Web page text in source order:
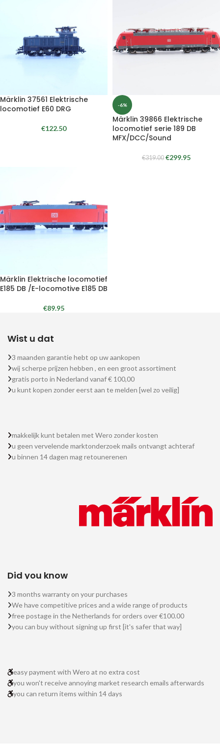
Märklin 37561 Elektrische
locomotief E60 DRG
€122.50
-6%
Märklin 39866 Elektrische
locomotief serie 189 DB
MFX/DCC/Sound
€319.00 €299.95
Märklin Elektrische locomotief
E185 DB /E-locomotive E185 DB
€89.95
Wist u dat
3 maanden garantie hebt op uw aankopen
wij scherpe prijzen hebben , en een groot assortiment
gratis porto in Nederland vanaf € 100,00
u kunt kopen zonder eerst aan te melden [wel zo veilig]
makkelijk kunt betalen met Wero zonder kosten
u geen vervelende marktonderzoek mails ontvangt achteraf
u binnen 14 dagen mag retounerenen
Did you know
3 months warranty on your purchases
We have competitive prices and a wide range of products
free postage in the Netherlands for orders over €100.00
you can buy without signing up first [it's safer that way]
easy payment with Wero at no extra cost
you won't receive annoying market research emails afterwards
you can return items within 14 days